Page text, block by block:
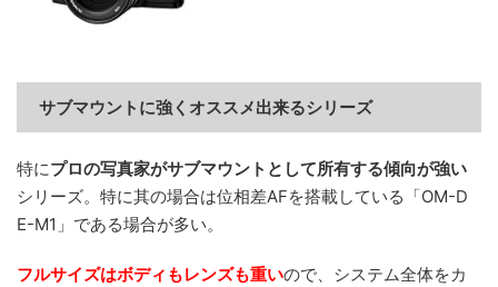
サブマウントに強くオススメ出来るシリーズ
特にプロの写真家がサブマウントとして所有する傾向が強い
シリーズ。特に其の場合は位相差AFを搭載している「OM-D
E-M1」である場合が多い。
フルサイズはボディもレンズも重いので、システム全体をカ